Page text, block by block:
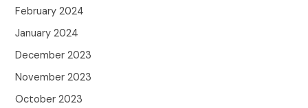
February 2024
January 2024
December 2023
November 2023
October 2023